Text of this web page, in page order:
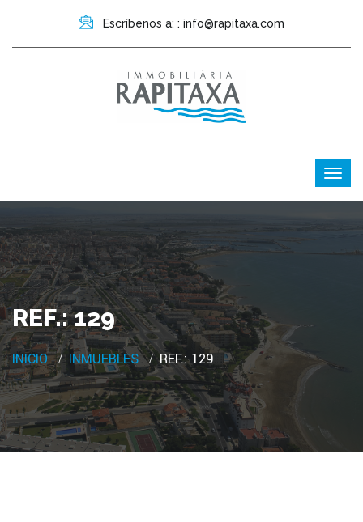
Escríbenos a: : info@rapitaxa.com
REF.: 129
INICIO INMUEBLES REF.: 129